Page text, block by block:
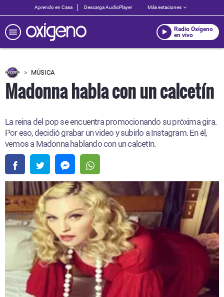
Aprendo en Casa Descarga AudioPlayer Más estaciones
Radio Oxígeno
en vivo
MÚSICA
Madonna habla con un calcetín
La reina del pop se encuentra promocionando su próxima gira.
Por eso, decidió grabar un video y subirlo a Instagram. En él,
vemos a Madonna hablando con un calcetín.